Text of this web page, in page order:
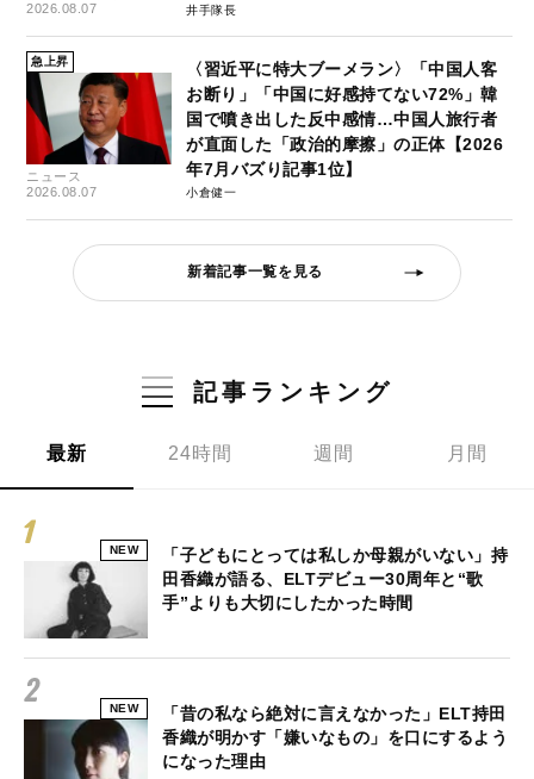
2026.08.07
井手隊長
急上昇
ニュース
2026.08.07
〈習近平に特大ブーメラン〉「中国人客
お断り」「中国に好感持てない72%」韓
国で噴き出した反中感情…中国人旅行者
が直面した「政治的摩擦」の正体【2026
年7月バズり記事1位】
小倉健一
新着記事一覧を見る
記事ランキング
最新 24時間 週間 月間
NEW
「子どもにとっては私しか母親がいない」持
田香織が語る、ELTデビュー30周年と“歌
手”よりも大切にしたかった時間
NEW
「昔の私なら絶対に言えなかった」ELT持田
香織が明かす「嫌いなもの」を口にするよう
になった理由